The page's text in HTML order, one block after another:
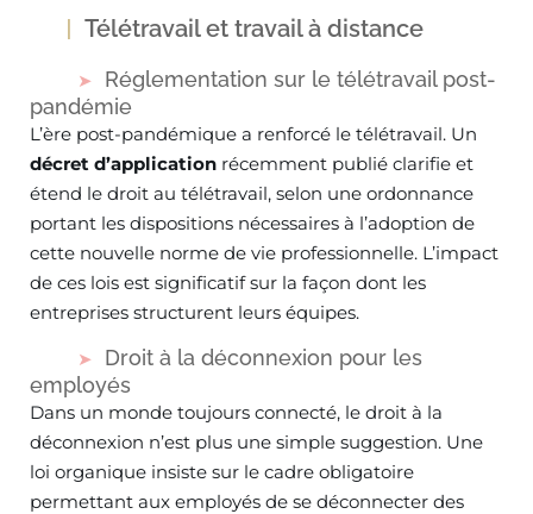
Télétravail et travail à distance
Réglementation sur le télétravail post-
pandémie
L’ère post-pandémique a renforcé le télétravail. Un
décret d’application récemment publié clarifie et
étend le droit au télétravail, selon une ordonnance
portant les dispositions nécessaires à l’adoption de
cette nouvelle norme de vie professionnelle. L’impact
de ces lois est significatif sur la façon dont les
entreprises structurent leurs équipes.
Droit à la déconnexion pour les
employés
Dans un monde toujours connecté, le droit à la
déconnexion n’est plus une simple suggestion. Une
loi organique insiste sur le cadre obligatoire
permettant aux employés de se déconnecter des